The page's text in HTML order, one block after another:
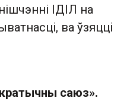
ІДІЛ на
ва ўзяцці
саюз».